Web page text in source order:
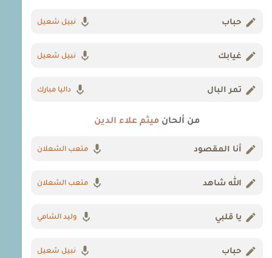
حباب نبيل شعيل
غيابك نبيل شعيل
تمر البال داليا مبارك
من ألحان ميثم علاء الدين
أنا المقصود متعب الشعلان
الله شاهد متعب الشعلان
يا قلبي وليد الشامي
حباب نبيل شعيل